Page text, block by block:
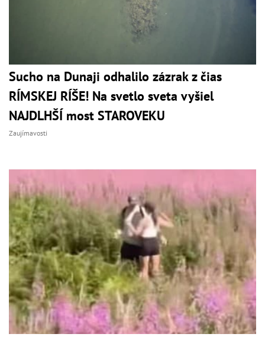
Sucho na Dunaji odhalilo zázrak z čias
RÍMSKEJ RÍŠE! Na svetlo sveta vyšiel
NAJDLHŠÍ most STAROVEKU
Zaujímavosti